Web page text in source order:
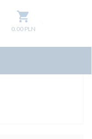
0.00 PLN